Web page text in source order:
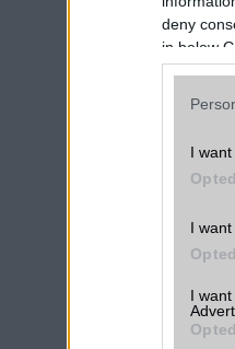
deny
in below
I
I
I